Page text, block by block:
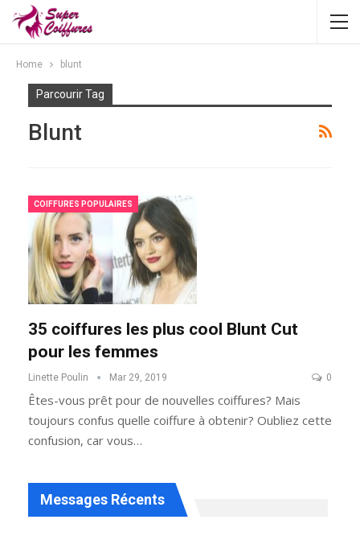
Home blunt
Parcourir Tag
Blunt
COIFFURES POPULAIRES
35 coiffures les plus cool Blunt Cut
pour les femmes
Linette Poulin Mar 29, 2019 0
Êtes-vous prêt pour de nouvelles coiffures? Mais
toujours confus quelle coiffure à obtenir? Oubliez cette
confusion, car vous…
Messages Récents